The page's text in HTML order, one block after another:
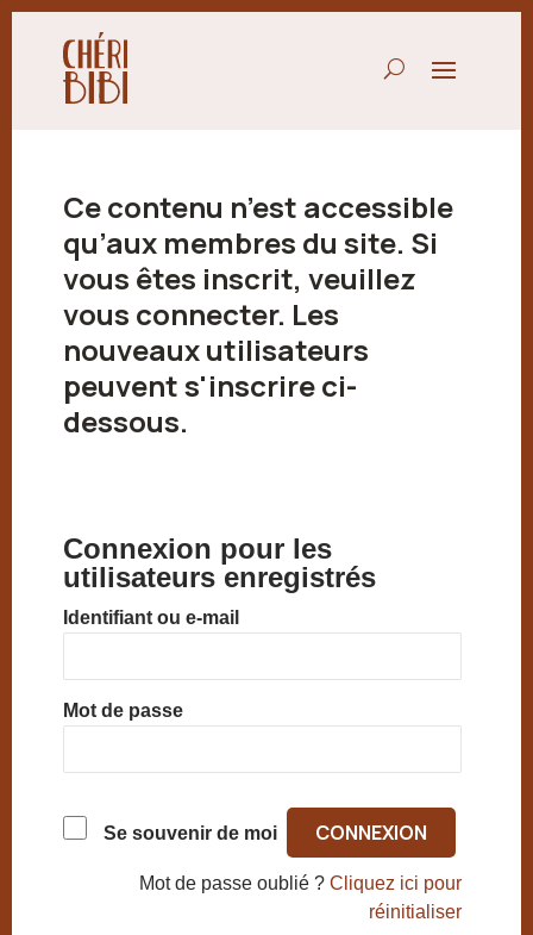
Ce contenu n’est accessible
qu’aux membres du site. Si
vous êtes inscrit, veuillez
vous connecter. Les
nouveaux utilisateurs
peuvent s'inscrire ci-
dessous.
Connexion pour les
utilisateurs enregistrés
Identifiant ou e-mail
Mot de passe
Se souvenir de moi
Mot de passe oublié ?Cliquez ici pour
réinitialiser